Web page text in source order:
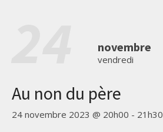
novembre
vendredi
Au non du père
24 novembre 2023 @ 20h00 - 21h30